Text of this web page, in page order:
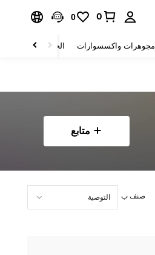
0
0
مجوهرات واكسسوارات الحقائب والأمتعة
متابع
صنف ب